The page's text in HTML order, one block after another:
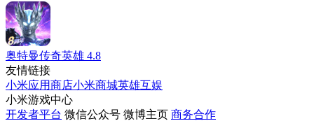
奥特曼传奇英雄 4.8
友情链接
小米应用商店小米商城英雄互娱
小米游戏中心
开发者平台 微信公众号 微博主页 商务合作